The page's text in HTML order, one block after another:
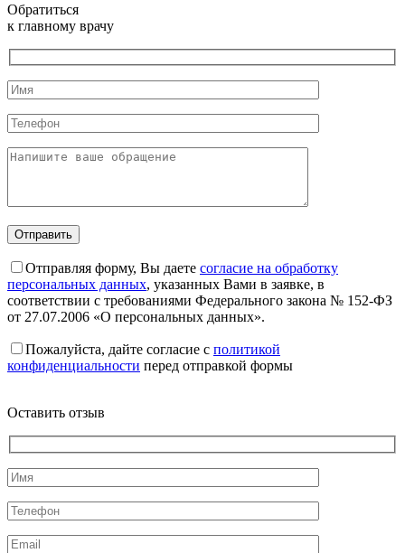
Обратиться
к главному врачу
Отправляя форму, Вы даете согласие на обработку
персональных данных, указанных Вами в заявке, в
соответствии с требованиями Федерального закона № 152-ФЗ
от 27.07.2006 «О персональных данных».
Пожалуйста, дайте согласие c политикой
конфиденциальности перед отправкой формы
Оставить отзыв